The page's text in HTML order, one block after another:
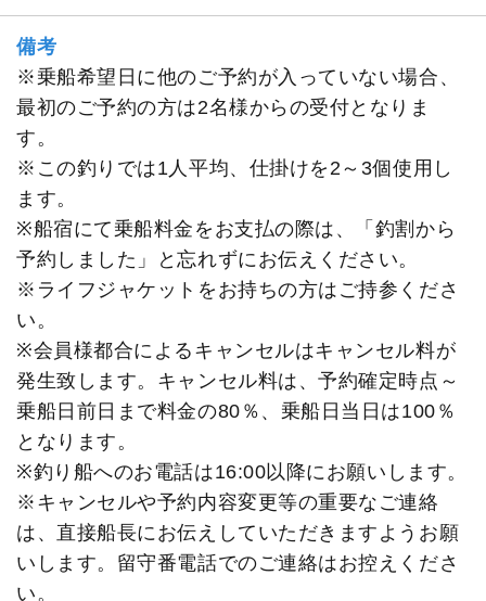
備考
※乗船希望日に他のご予約が入っていない場合、
最初のご予約の方は2名様からの受付となりま
す。
※この釣りでは1人平均、仕掛けを2～3個使用し
ます。
※船宿にて乗船料金をお支払の際は、「釣割から
予約しました」と忘れずにお伝えください。
※ライフジャケットをお持ちの方はご持参くださ
い。
※会員様都合によるキャンセルはキャンセル料が
発生致します。キャンセル料は、予約確定時点～
乗船日前日まで料金の80％、乗船日当日は100％
となります。
※釣り船へのお電話は16:00以降にお願いします。
※キャンセルや予約内容変更等の重要なご連絡
は、直接船長にお伝えしていただきますようお願
いします。留守番電話でのご連絡はお控えくださ
い。